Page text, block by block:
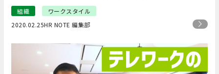
組織
ワークスタイル
2020.02.25HR NOTE 編集部